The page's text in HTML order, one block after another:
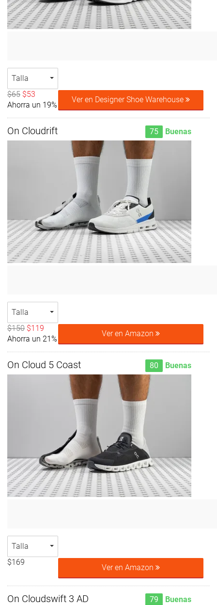
Talla
$65 $53
Ahorra un 19%
Ver en Designer Shoe Warehouse
On Cloudrift 75 Buenas
Talla
$150 $119
Ahorra un 21%
Ver en Amazon
On Cloud 5 Coast 80 Buenas
Talla
$169
Ver en Amazon
On Cloudswift 3 AD 79 Buenas